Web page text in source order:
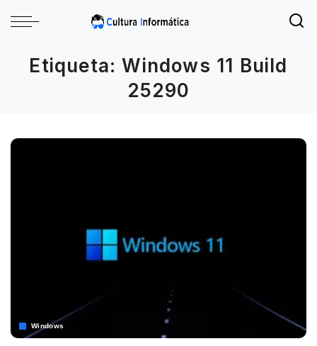
Etiqueta:Windows 11 Build
25290
Windows